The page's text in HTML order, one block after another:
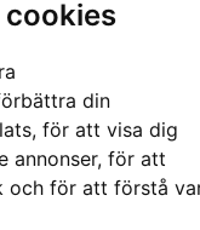
cookies
din
för att visa dig
annonser, för att
och för att förstå